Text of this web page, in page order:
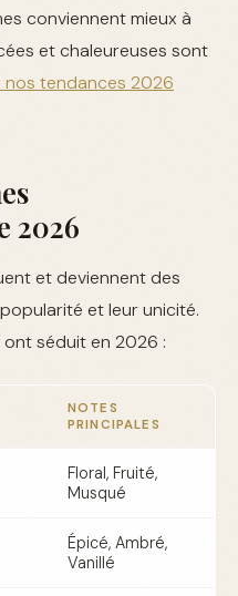
conviennent mieux à
et chaleureuses sont
nos tendances 2026
2026
et deviennent des
et leur unicité.
séduit en 2026 :
NOTES
PRINCIPALES
Floral, Fruité,
Musqué
Épicé, Ambré,
Vanillé